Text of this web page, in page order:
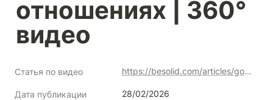
отношениях | 360°
видео
Статья по видео https://besolid.com/articles/govorit-pravdu-kak-est-ili-molchat-glavnaya-illyuziya-v-otnosheniyah
Дата публикации 28/02/2026